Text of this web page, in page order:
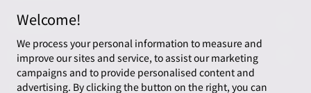
ご相談・お問い合わせ
ABOUT
リソース
税務カレンダ
LEGAL
プライバシーポリシー
ソーシャルメディア
Welcome!
We process your personal information to measure and
improve our sites and service, to assist our marketing
campaigns and to provide personalised content and
advertising. By clicking the button on the right, you can